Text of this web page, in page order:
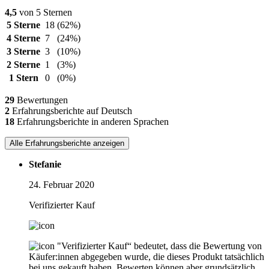
4,5 von 5 Sternen
5 Sterne 18 (62%)
4 Sterne 7
(24%)
3 Sterne 3
(10%)
2 Sterne 1
(3%)
1 Stern
0 (0%)
29 Bewertungen
2 Erfahrungsberichte auf Deutsch
18 Erfahrungsberichte in anderen Sprachen
Alle Erfahrungsberichte anzeigen
Stefanie
24. Februar 2020
Verifizierter Kauf
"Verifizierter Kauf“ bedeutet, dass die Bewertung von
Käufer:innen abgegeben wurde, die dieses Produkt tatsächlich